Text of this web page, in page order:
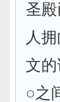
圣
人
文
○之